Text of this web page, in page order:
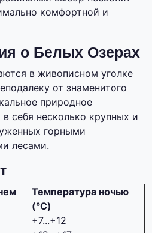
комфортной и
о Белых Озерах
в живописном уголке
от знаменитого
природное
себя несколько крупных и
горными
лесами.
Температура ночью
(°C)
+7...+12